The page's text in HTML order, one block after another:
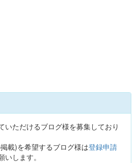
いただけるブログ様を募集しており
載)を希望するブログ様は登録申請
いします。